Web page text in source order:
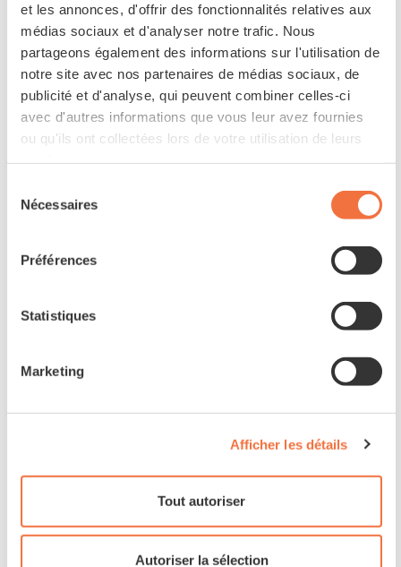
et les annonces, d'offrir des fonctionnalités relatives aux
médias sociaux et d'analyser notre trafic. Nous
partageons également des informations sur l'utilisation de
notre site avec nos partenaires de médias sociaux, de
publicité et d'analyse, qui peuvent combiner celles-ci
avec d'autres informations que vous leur avez fournies
ou qu'ils ont collectées lors de votre utilisation de leurs
Nécessaires
Préférences
Statistiques
Marketing
Afficher les détails
Tout autoriser
Autoriser la sélection